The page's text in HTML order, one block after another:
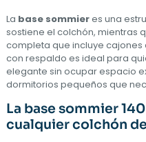
La base sommieres una
sostiene el colchón, mientras
completa que incluye
con respaldo es ideal para
elegante sin ocupar espacio
dormitorios pequeños que
La base sommier
cualquier colchón